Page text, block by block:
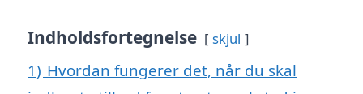
Indholdsfortegnelse skjul
1) Hvordan fungerer det, når du skal